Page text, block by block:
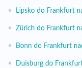
• Lipsko do Frankfurt
• Zürich do Frankfurt
• Bonn do Frankfurt
• Duisburg do